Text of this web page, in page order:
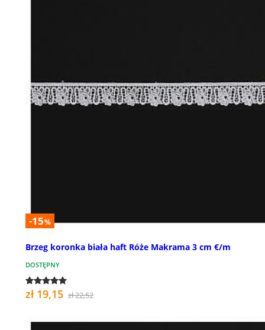
-15%
Brzeg koronka biała haft Róże Makrama 3 cm €/m
DOSTĘPNY
zł 19,15 zł 22,52